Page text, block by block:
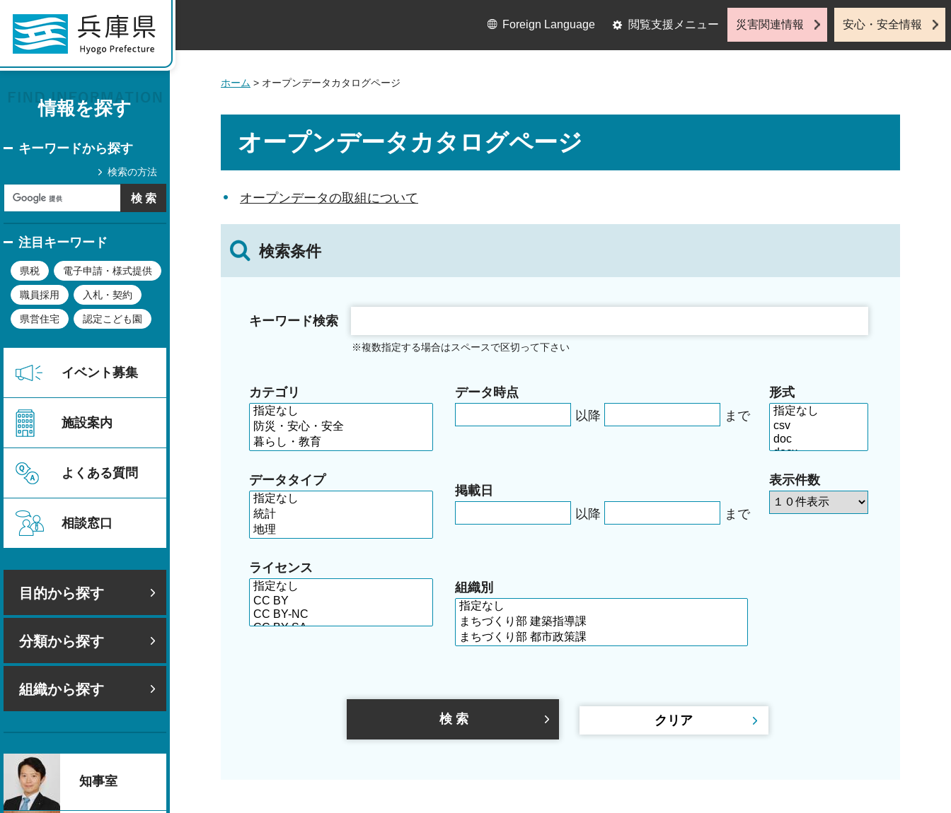
情報を探す
キーワードから探す
検索の方法
注目キーワード
県税 電子申請・様式提供
職員採用 入札・契約
県営住宅 認定こども園
イベント募集
施設案内
よくある質問
相談窓口
目的から探す
分類から探す
組織から探す
知事室
Foreign Language 閲覧支援メニュー 災害関連情報 安心・安全情報
ホーム > オープンデータカタログページ
オープンデータカタログページ
オープンデータの取組について
検索条件
キーワード検索
※複数指定する場合はスペースで区切って下さい
カテゴリ
データタイプ
ライセンス
データ時点
以降
まで
掲載日
以降
まで
形式
表示件数
組織別